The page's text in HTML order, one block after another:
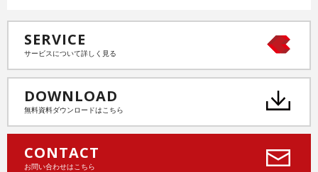
SERVICE
サービスについて詳しく見る
DOWNLOAD
無料資料ダウンロードはこちら
CONTACT
お問い合わせはこちら